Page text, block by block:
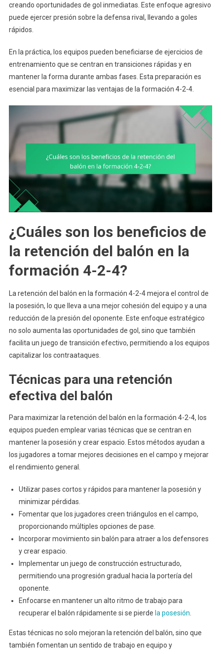
creando oportunidades de gol inmediatas. Este enfoque agresivo
puede ejercer presión sobre la defensa rival, llevando a goles
rápidos.
En la práctica, los equipos pueden beneficiarse de ejercicios de
entrenamiento que se centran en transiciones rápidas y en
mantener la forma durante ambas fases. Esta preparación es
esencial para maximizar las ventajas de la formación 4-2-4.
¿Cuáles son los beneficios de
la retención del balón en la
formación 4-2-4?
La retención del balón en la formación 4-2-4 mejora el control de
la posesión, lo que lleva a una mejor cohesión del equipo y a una
reducción de la presión del oponente. Este enfoque estratégico
no solo aumenta las oportunidades de gol, sino que también
facilita un juego de transición efectivo, permitiendo a los equipos
capitalizar los contraataques.
Técnicas para una retención
efectiva del balón
Para maximizar la retención del balón en la formación 4-2-4, los
equipos pueden emplear varias técnicas que se centran en
mantener la posesión y crear espacio. Estos métodos ayudan a
los jugadores a tomar mejores decisiones en el campo y mejorar
el rendimiento general.
Utilizar pases cortos y rápidos para mantener la posesión y
minimizar pérdidas.
Fomentar que los jugadores creen triángulos en el campo,
proporcionando múltiples opciones de pase.
Incorporar movimiento sin balón para atraer a los defensores
y crear espacio.
Implementar un juego de construcción estructurado,
permitiendo una progresión gradual hacia la portería del
oponente.
Enfocarse en mantener un alto ritmo de trabajo para
recuperar el balón rápidamente si se pierde la posesión
Estas técnicas no solo mejoran la retención del balón, sino que
también fomentan un sentido de trabajo en equipo y